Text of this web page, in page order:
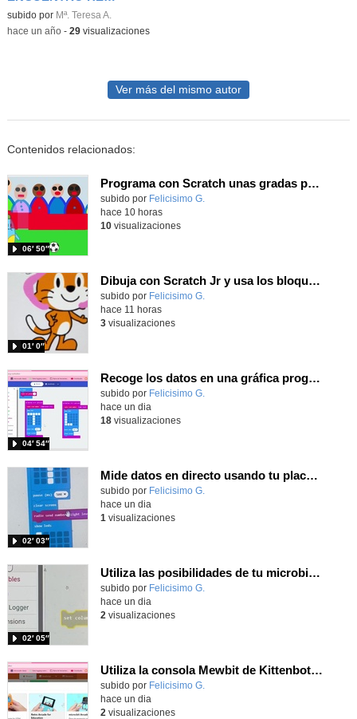
Contenido educativo.
subido por Mª. Teresa A.
-hace un año- 29visualizaciones
Ver más del mismo autor
Contenidos relacionados:
Programa con Scratch unas gradas para que produzca el efecto de desplazamiento.
Contenido educativo.
subido por Felicisimo G.
06′ 50″
hace 10 horas
10visualizaciones
Dibuja con Scratch Jr y usa los bloques de aparecer/desparecer para hacer animaciones
Contenido educativo.
subido por Felicisimo G.
01′ 0″
hace 11 horas
3visualizaciones
Recoge los datos en una gráfica programando tu placa microbit con MakeCode y conoce la Tª y nivel de luz en este eclipse
Contenido educativo.
subido por Felicisimo G.
04′ 54″
hace un dia
18visualizaciones
Mide datos en directo usando tu placa microbit y programando con MakeCode dos placas conectadas por radio
Contenido educativo.
subido por Felicisimo G.
02′ 03″
hace un dia
1 visualizaciones
Utiliza las posibilidades de tu microbit programando com MakeCode para medir temperatura y nivel de luz con Datalogger
Contenido educativo.
subido por Felicisimo G.
02′ 05″
hace un dia
2 visualizaciones
Utiliza la consola Mewbit de Kittenbot para llevar tus juegos arcade de MakeCode a tu mano
Contenido educativo.
subido por Felicisimo G.
hace un dia
2 visualizaciones